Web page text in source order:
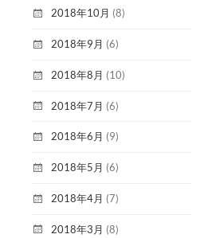
2018年10月 (8)
2018年9月 (6)
2018年8月 (10)
2018年7月 (6)
2018年6月 (9)
2018年5月 (6)
2018年4月 (7)
2018年3月 (8)